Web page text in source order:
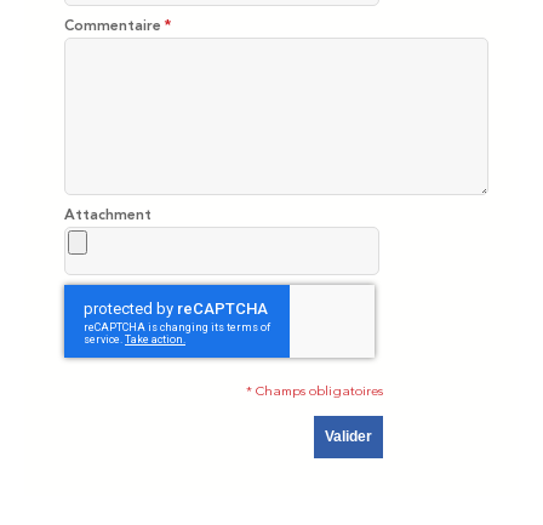
*
Commentaire
Attachment
* Champs obligatoires
Valider